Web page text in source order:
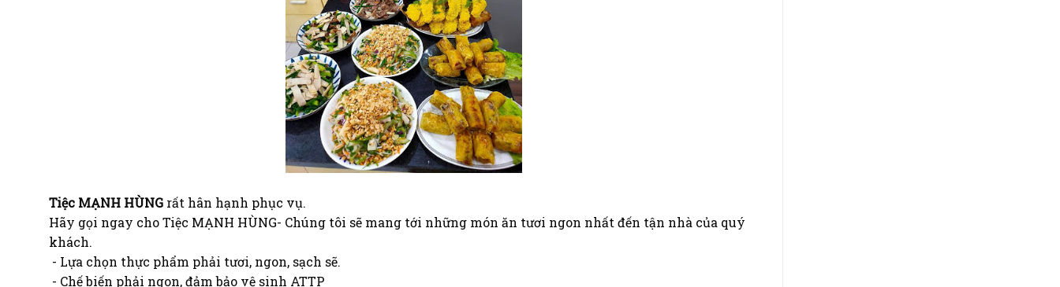
Tiệc MẠNH HÙNG rất hân hạnh phục vụ.
Hãy gọi ngay cho Tiệc MẠNH HÙNG- Chúng tôi sẽ mang tới những món ăn tươi ngon nhất đến tận nhà của quý
khách.
- Lựa chọn thực phẩm phải tươi, ngon, sạch sẽ.
- Chế biến phải ngon, đảm bảo vệ sinh ATTP